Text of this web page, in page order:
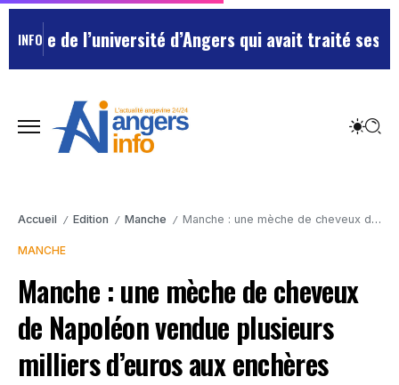
INFOde l’université d’Angers qui avait traité ses
Accueil / Edition / Manche / Manche : une mèche de cheveux de Napoléon vendue plusieurs milliers d’euros aux enchères
MANCHE
Manche : une mèche de cheveux
de Napoléon vendue plusieurs
milliers d’euros aux enchères